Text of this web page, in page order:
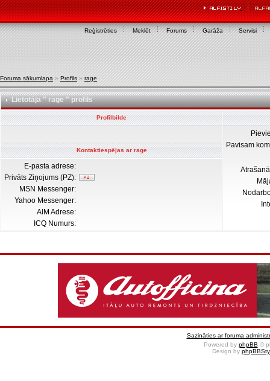
Reģistrēties Meklēt Forums Garāža Servisi
Foruma sākumlapa » Profils » rage
Lietotāja " rage " profils
Profilbilde
Pavisam
Kontaktiespējas ar rage
E-pasta adrese:
Privāts Ziņojums (PZ):
MSN Messenger:
Yahoo Messenger:
AIM Adrese:
ICQ Numurs:
Sazināties ar foruma
Powered by phpBB ©
Design by